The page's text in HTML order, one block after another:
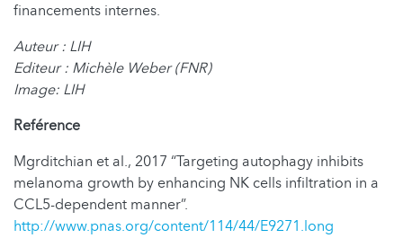
financements internes.
Auteur : LIH
Editeur : Michèle Weber (FNR)
Image: LIH
Reférence
Mgrditchian et al., 2017 “Targeting autophagy inhibits
melanoma growth by enhancing NK cells infiltration in a
CCL5-dependent manner”.
http://www.pnas.org/content/114/44/E9271.long